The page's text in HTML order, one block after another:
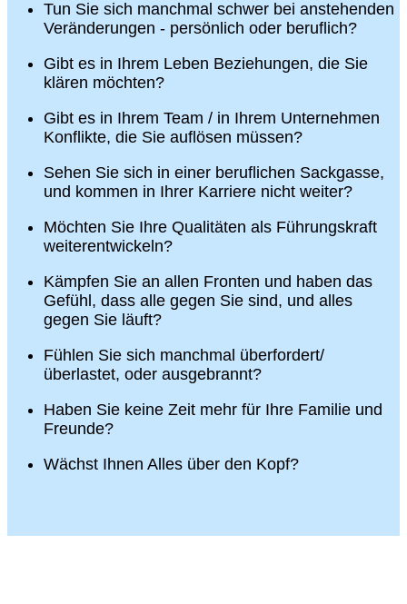
Tun Sie sich manchmal schwer bei anstehenden
Veränderungen - persönlich oder beruflich?
Gibt es in Ihrem Leben Beziehungen, die Sie
klären möchten?
Gibt es in Ihrem Team / in Ihrem Unternehmen
Konflikte, die Sie auflösen müssen?
Sehen Sie sich in einer beruflichen Sackgasse,
und kommen in Ihrer Karriere nicht weiter?
Möchten Sie Ihre Qualitäten als Führungskraft
weiterentwickeln?
Kämpfen Sie an allen Fronten und haben das
Gefühl, dass alle gegen Sie sind, und alles
gegen Sie läuft?
Fühlen Sie sich manchmal überfordert/
überlastet, oder ausgebrannt?
Haben Sie keine Zeit mehr für Ihre Familie und
Freunde?
Wächst Ihnen Alles über den Kopf?